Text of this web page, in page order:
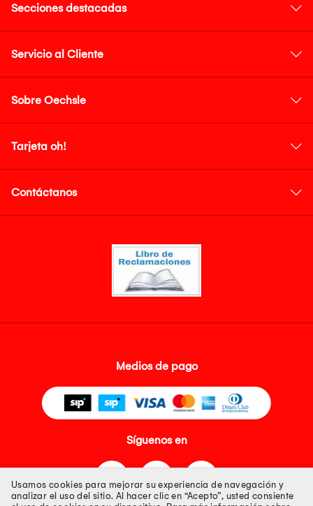
Secciones destacadas
Servicio al Cliente
Sobre Oechsle
Tarjeta oh!
Contáctanos
Medios de pago
Síguenos en
Usamos cookies para mejorar su experiencia de navegación y
analizar el uso del sitio. Al hacer clic en “Acepto”, usted consiente